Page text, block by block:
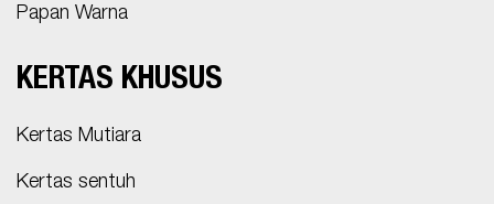
Papan Warna
KERTAS KHUSUS
Kertas Mutiara
Kertas sentuh